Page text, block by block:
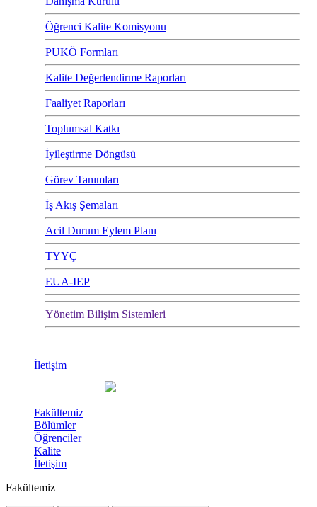
Öğrenci Kalite Komisyonu
PUKÖ Formları
Kalite Değerlendirme Raporları
Faaliyet Raporları
Toplumsal Katkı
İyileştirme Döngüsü
Görev Tanımları
İş Akış Şemaları
Acil Durum Eylem Planı
TYYÇ
EUA-IEP
Yönetim Bilişim Sistemleri
İletişim
Fakültemiz
Bölümler
Öğrenciler
Kalite
İletişim
Fakültemiz